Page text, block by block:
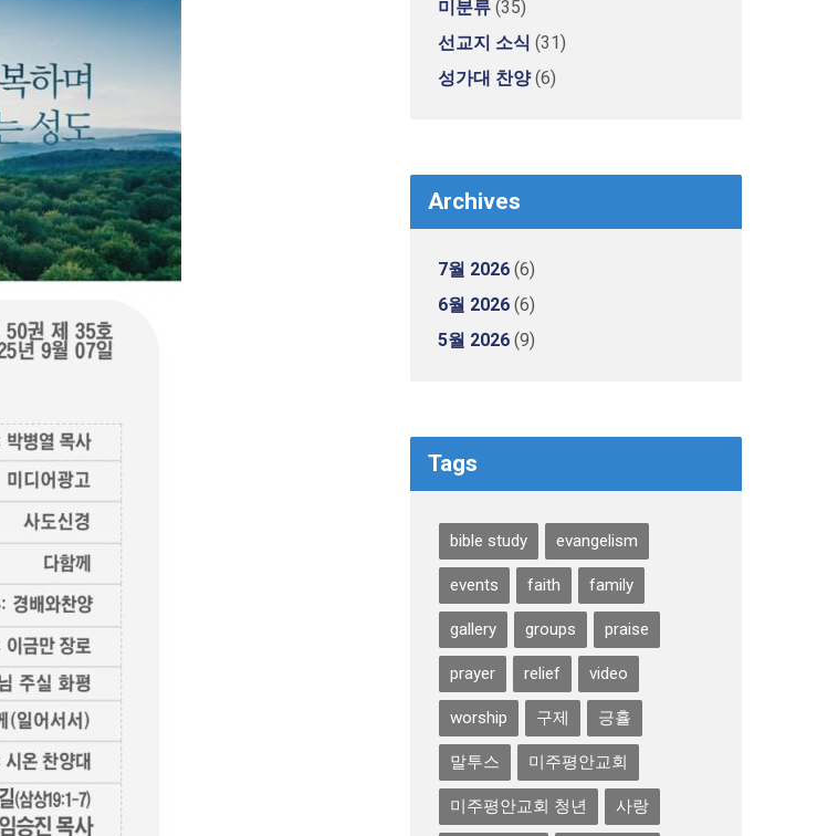
미분류 (35)
선교지 소식 (31)
성가대 찬양(6)
Archives
7월 2026 (6)
6월 2026 (6)
5월 2026 (9)
Tags
bible study evangelism
events faith family
gallery groups praise
prayer relief video
worship 구제 긍휼
말투스 미주평안교회
미주평안교회 청년 사랑